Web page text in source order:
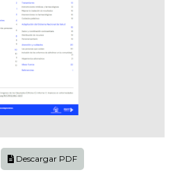
Descargar PDF